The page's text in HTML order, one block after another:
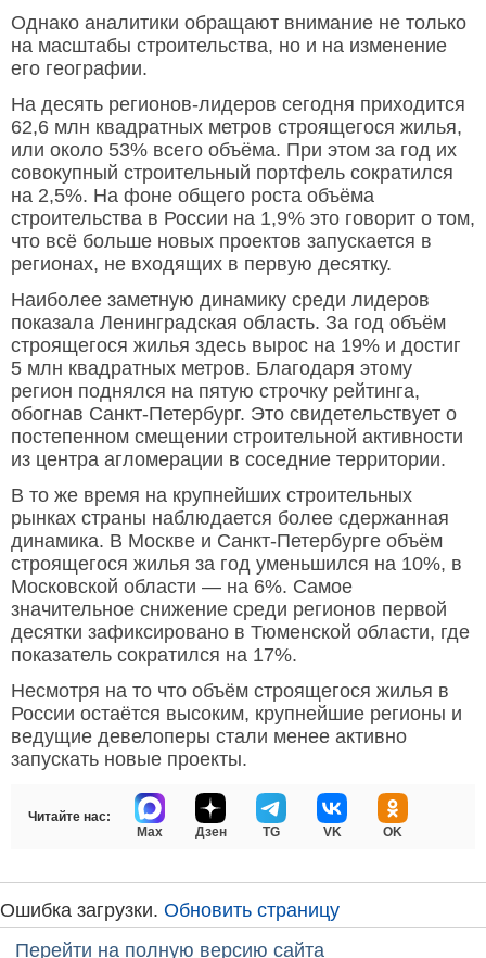
Однако аналитики обращают внимание не только
на масштабы строительства, но и на изменение
его географии.
На десять регионов-лидеров сегодня приходится
62,6 млн квадратных метров строящегося жилья,
или около 53% всего объёма. При этом за год их
совокупный строительный портфель сократился
на 2,5%. На фоне общего роста объёма
строительства в России на 1,9% это говорит о том,
что всё больше новых проектов запускается в
регионах, не входящих в первую десятку.
Наиболее заметную динамику среди лидеров
показала Ленинградская область. За год объём
строящегося жилья здесь вырос на 19% и достиг
5 млн квадратных метров. Благодаря этому
регион поднялся на пятую строчку рейтинга,
обогнав Санкт-Петербург. Это свидетельствует о
постепенном смещении строительной активности
из центра агломерации в соседние территории.
В то же время на крупнейших строительных
рынках страны наблюдается более сдержанная
динамика. В Москве и Санкт-Петербурге объём
строящегося жилья за год уменьшился на 10%, в
Московской области — на 6%. Самое
значительное снижение среди регионов первой
десятки зафиксировано в Тюменской области, где
показатель сократился на 17%.
Несмотря на то что объём строящегося жилья в
России остаётся высоким, крупнейшие регионы и
ведущие девелоперы стали менее активно
запускать новые проекты.
Читайте нас:
Max
Дзен TG VK OK
Ошибка загрузки. Обновить страницу
Перейти на полную версию сайта